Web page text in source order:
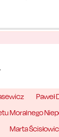
Paweł
Moralnego
Marta